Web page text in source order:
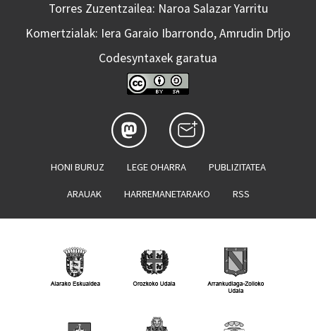
Torres Zuzentzailea: Naroa Salazar Yarritu
Komertzialak: Iera Garaio Ibarrondo, Amrudin Drljo
Codesyntaxek garatua
HONI BURUZ LEGE OHARRA PUBLIZITATEA
ARAUAK HARREMANETARAKO RSS